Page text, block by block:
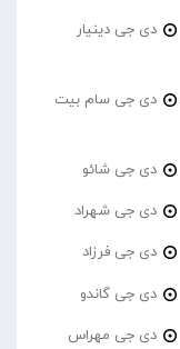
دی جی دینیار
دی جی سام بیت
دی جی شائو
دی جی شهراد
دی جی فرزاد
دی جی گاندو
دی جی مهراس